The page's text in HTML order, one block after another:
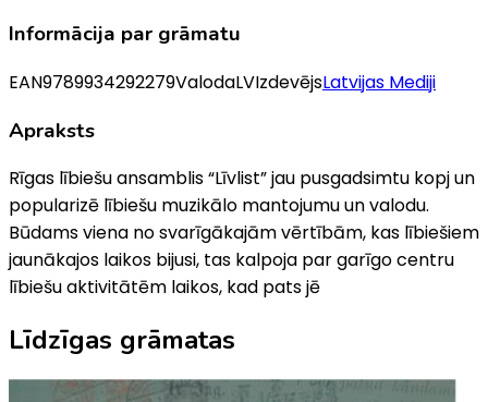
Informācija par grāmatu
EAN9789934292279ValodaLVIzdevējsLatvijas Mediji
Apraksts
Rīgas lībiešu ansamblis “Līvlist” jau pusgadsimtu kopj un
popularizē lībiešu muzikālo mantojumu un valodu.
Būdams viena no svarīgākajām vērtībām, kas lībiešiem
jaunākajos laikos bijusi, tas kalpoja par garīgo centru
lībiešu aktivitātēm laikos, kad pats jē
Līdzīgas grāmatas